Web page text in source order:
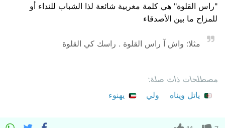
"راس القلوة" هي كلمة مغربية شائعة لذا الشباب للنداء أو
للمزاح ما بين الأصدقاء
مثلا: واش آ راس القلوة . راسك كي القلوة
مصطلحات ذات صلة:
ياتل ويناه
ولي يهنوء